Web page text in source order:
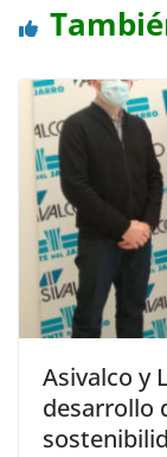
Asivalco y
desarrollo